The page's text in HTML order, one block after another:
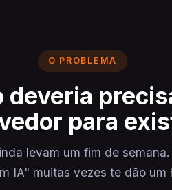
O PROBLEMA
deveria
para
levam um fim de
IA" muitas vezes te dão